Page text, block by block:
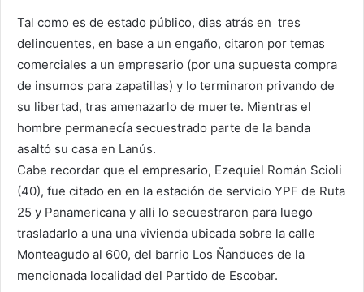
Tal como es de estado público, dias atrás en tres
delincuentes, en base a un engaño, citaron por temas
comerciales a un empresario (por una supuesta compra
de insumos para zapatillas) y lo terminaron privando de
su libertad, tras amenazarlo de muerte. Mientras el
hombre permanecía secuestrado parte de la banda
asaltó su casa en Lanús.
Cabe recordar que el empresario, Ezequiel Román Scioli
(40), fue citado en en la estación de servicio YPF de Ruta
25 y Panamericana y alli lo secuestraron para luego
trasladarlo a una una vivienda ubicada sobre la calle
Monteagudo al 600, del barrio Los Ñanduces de la
mencionada localidad del Partido de Escobar.